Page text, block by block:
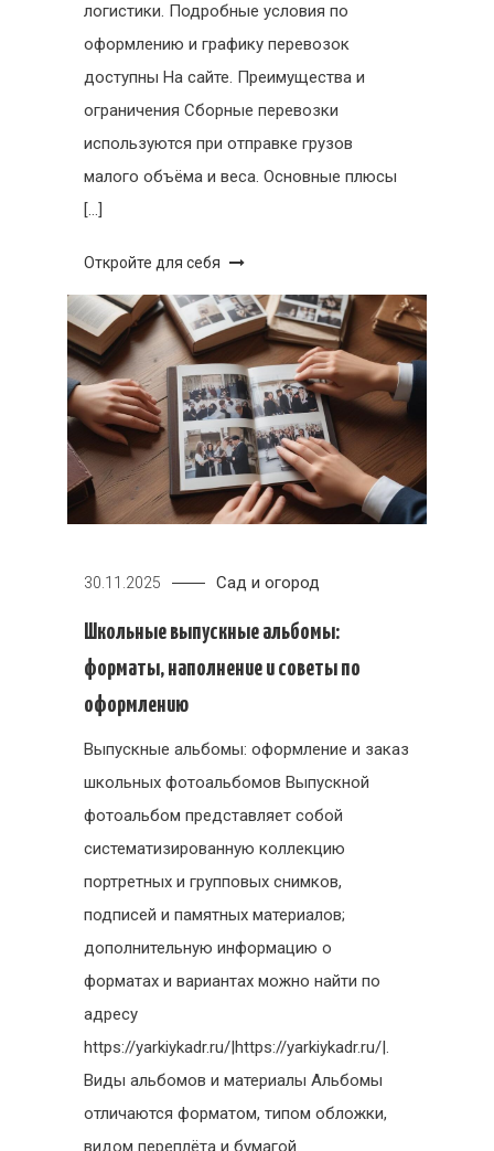
логистики. Подробные условия по
оформлению и графику перевозок
доступны На сайте. Преимущества и
ограничения Сборные перевозки
используются при отправке грузов
малого объёма и веса. Основные плюсы
[…]
Откройте для себя
30.11.2025 Сад и огород
Школьные выпускные альбомы:
форматы, наполнение и советы по
оформлению
Выпускные альбомы: оформление и заказ
школьных фотоальбомов Выпускной
фотоальбом представляет собой
систематизированную коллекцию
портретных и групповых снимков,
подписей и памятных материалов;
дополнительную информацию о
форматах и вариантах можно найти по
адресу
https://yarkiykadr.ru/|https://yarkiykadr.ru/|.
Виды альбомов и материалы Альбомы
отличаются форматом, типом обложки,